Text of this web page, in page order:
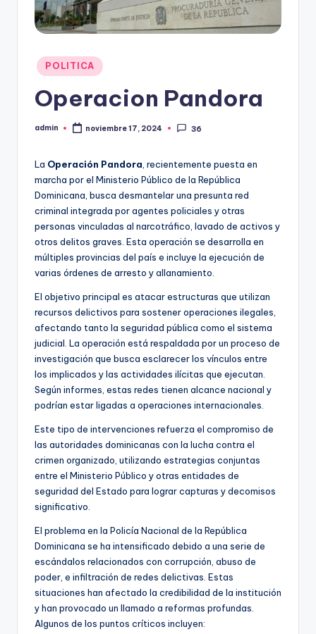
F
Publicado
en
POLITICA
Operacion Pandora
Publicado
admin noviembre 17, 2024 36
La Operación Pandora , recientemente puesta en
marcha por el Ministerio Público de la República
Dominicana, busca desmantelar una presunta red
criminal integrada por agentes policiales y otras
personas vinculadas al narcotráfico, lavado de activos y
otros delitos graves. Esta operación se desarrolla en
múltiples provincias del país e incluye la ejecución de
varias órdenes de arresto y allanamiento.
El objetivo principal es atacar estructuras que utilizan
recursos delictivos para sostener operaciones ilegales,
afectando tanto la seguridad pública como el sistema
judicial. La operación está respaldada por un proceso de
investigación que busca esclarecer los vínculos entre
los implicados y las actividades ilícitas que ejecutan.
Según informes, estas redes tienen alcance nacional y
podrían estar ligadas a operaciones internacionales.
Este tipo de intervenciones refuerza el compromiso de
las autoridades dominicanas con la lucha contra el
crimen organizado, utilizando estrategias conjuntas
entre el Ministerio Público y otras entidades de
seguridad del Estado para lograr capturas y decomisos
significativo.
El problema en la Policía Nacional de la República
Dominicana se ha intensificado debido a una serie de
escándalos relacionados con corrupción, abuso de
poder, e infiltración de redes delictivas. Estas
situaciones han afectado la credibilidad de la institución
y han provocado un llamado a reformas profundas.
Algunos de los puntos críticos incluyen: